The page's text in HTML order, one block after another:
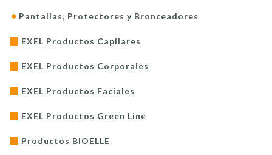
Pantallas, Protectores y Bronceadores
EXEL Productos Capilares
EXEL Productos Corporales
EXEL Productos Faciales
EXEL Productos Green Line
Productos BIOELLE